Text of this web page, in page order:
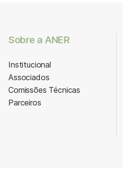
Sobre a ANER
Institucional
Associados
Comissões Técnicas
Parceiros